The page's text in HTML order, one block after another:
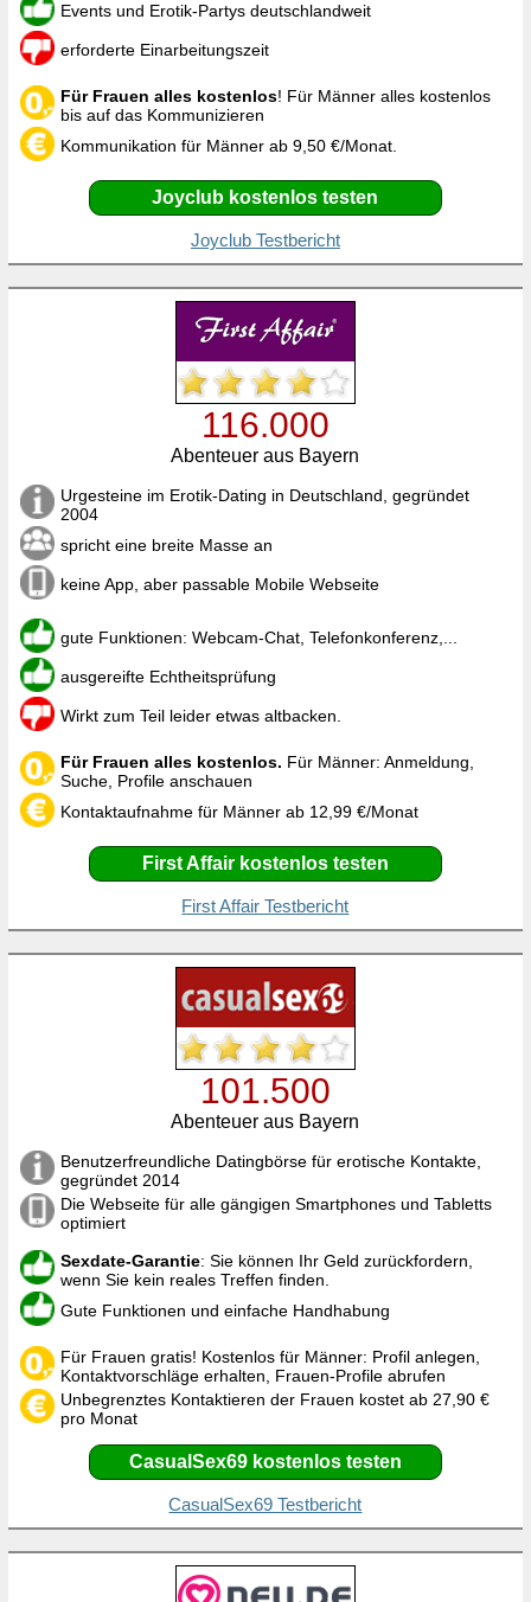
Events und Erotik-Partys deutschlandweit
erforderte Einarbeitungszeit
Für Frauen alles kostenlos! Für Männer alles kostenlos
bis auf das Kommunizieren
Kommunikation für Männer ab 9,50 €/Monat.
Joyclub kostenlos testen
Joyclub Testbericht
116.000
Abenteuer aus Bayern
Urgesteine im Erotik-Dating in Deutschland, gegründet
2004
spricht eine breite Masse an
keine App, aber passable Mobile Webseite
gute Funktionen: Webcam-Chat, Telefonkonferenz,...
ausgereifte Echtheitsprüfung
Wirkt zum Teil leider etwas altbacken.
Für Frauen alles kostenlos. Für Männer: Anmeldung,
Suche, Profile anschauen
Kontaktaufnahme für Männer ab 12,99 €/Monat
First Affair kostenlos testen
First Affair Testbericht
101.500
Abenteuer aus Bayern
Benutzerfreundliche Datingbörse für erotische Kontakte,
gegründet 2014
Die Webseite für alle gängigen Smartphones und Tabletts
optimiert
Sexdate-Garantie: Sie können Ihr Geld zurückfordern,
wenn Sie kein reales Treffen finden.
Gute Funktionen und einfache Handhabung
Für Frauen gratis! Kostenlos für Männer: Profil anlegen,
Kontaktvorschläge erhalten, Frauen-Profile abrufen
Unbegrenztes Kontaktieren der Frauen kostet ab 27,90 €
pro Monat
CasualSex69 kostenlos testen
CasualSex69 Testbericht